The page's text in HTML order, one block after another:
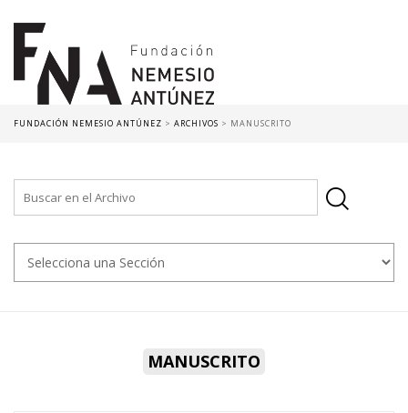
FUNDACIÓN NEMESIO ANTÚNEZ > ARCHIVOS > MANUSCRITO
MANUSCRITO